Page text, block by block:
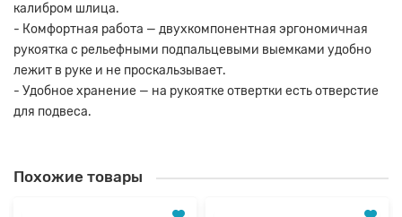
калибром шлица.
- Комфортная работа — двухкомпонентная эргономичная
рукоятка с рельефными подпальцевыми выемками удобно
лежит в руке и не проскальзывает.
- Удобное хранение — на рукоятке отвертки есть отверстие
для подвеса.
Похожие товары